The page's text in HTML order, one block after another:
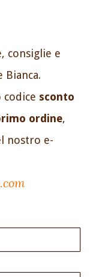
consiglie e
Bianca.
sconto
ordine,
nostro e-